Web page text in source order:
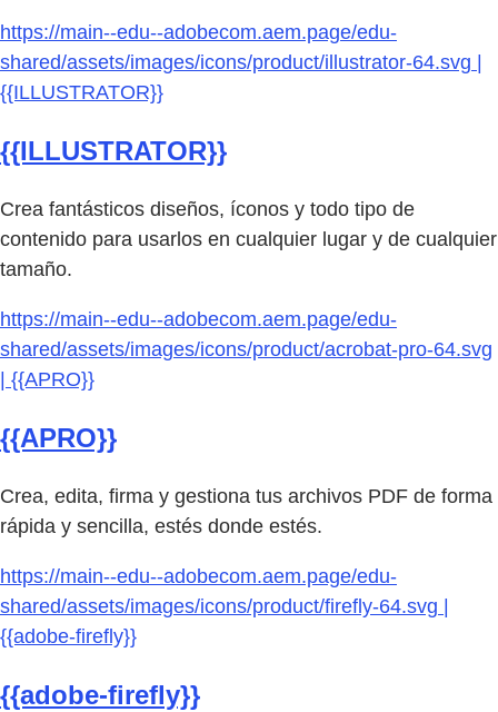
https://main--edu--adobecom.aem.page/edu-
shared/assets/images/icons/product/illustrator-64.svg |
{{ILLUSTRATOR}}
{{ILLUSTRATOR}}
Crea fantásticos diseños, íconos y todo tipo de
contenido para usarlos en cualquier lugar y de cualquier
tamaño.
https://main--edu--adobecom.aem.page/edu-
shared/assets/images/icons/product/acrobat-pro-64.svg
| {{APRO}}
{{APRO}}
Crea, edita, firma y gestiona tus archivos PDF de forma
rápida y sencilla, estés donde estés.
https://main--edu--adobecom.aem.page/edu-
shared/assets/images/icons/product/firefly-64.svg |
{{adobe-firefly}}
{{adobe-firefly}}